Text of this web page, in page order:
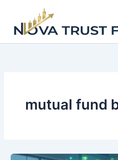
content
mutual fund